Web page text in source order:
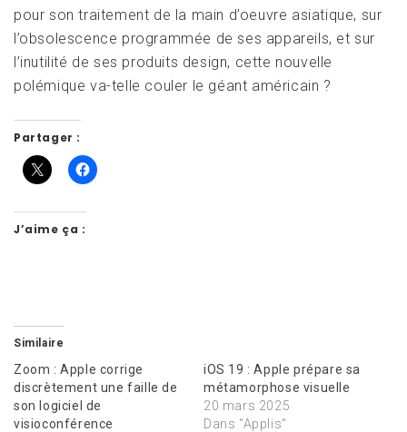
pour son traitement de la main d’oeuvre asiatique, sur
l’obsolescence programmée de ses appareils, et sur
l’inutilité de ses produits design, cette nouvelle
polémique va-telle couler le géant américain ?
Partager :
J’aime ça :
Similaire
Zoom : Apple corrige
discrètement une faille de
son logiciel de
visioconférence
iOS 19 : Apple prépare sa
métamorphose visuelle
20 mars 2025
Dans "Applis"